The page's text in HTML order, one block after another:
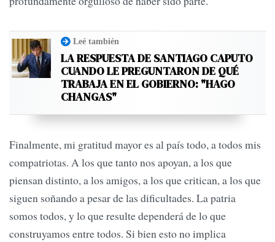
Leé también
LA RESPUESTA DE SANTIAGO CAPUTO
CUANDO LE PREGUNTARON DE QUÉ
TRABAJA EN EL GOBIERNO: "HAGO
CHANGAS"
Finalmente, mi gratitud mayor es al país todo, a todos mis
compatriotas. A los que tanto nos apoyan, a los que
piensan distinto, a los amigos, a los que critican, a los que
siguen soñando a pesar de las dificultades. La patria
somos todos, y lo que resulte dependerá de lo que
construyamos entre todos. Si bien esto no implica